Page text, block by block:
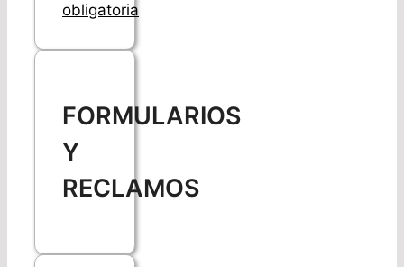
obligatoria
FORMULARIOS
Y
RECLAMOS